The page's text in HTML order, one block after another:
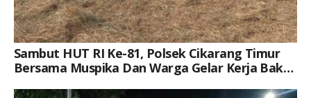
Sambut HUT RI Ke-81, Polsek Cikarang Timur
Bersama Muspika Dan Warga Gelar Kerja Bakti
Keterangan Gambar: Brigpol Jerico Pasaribu, S.H., M.H., Saat Kegiatan